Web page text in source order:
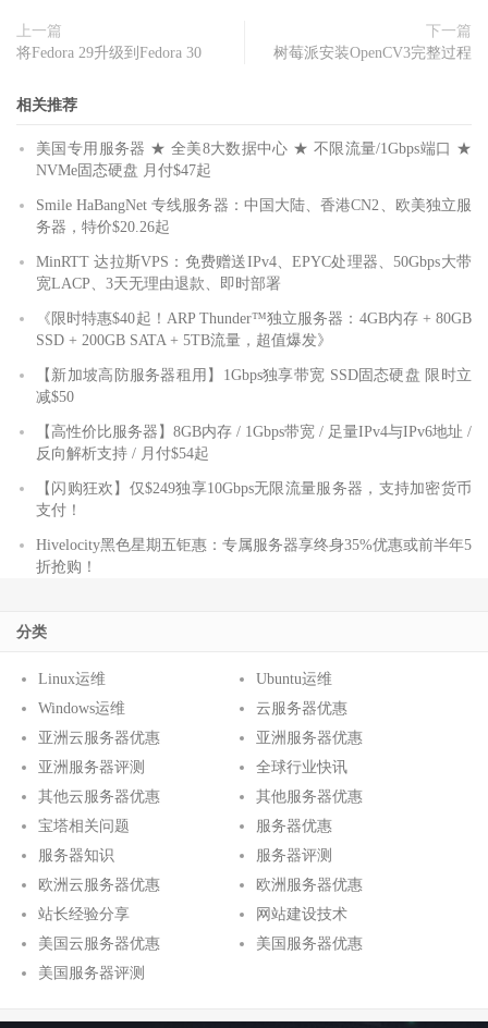
上一篇
将Fedora 29升级到Fedora 30
下一篇
树莓派安装OpenCV3完整过程
相关推荐
美国专用服务器 ★ 全美8大数据中心 ★ 不限流量/1Gbps端口 ★
NVMe固态硬盘 月付$47起
Smile HaBangNet 专线服务器：中国大陆、香港CN2、欧美独立服
务器，特价$20.26起
MinRTT 达拉斯VPS：免费赠送IPv4、EPYC处理器、50Gbps大带
宽LACP、3天无理由退款、即时部署
《限时特惠$40起！ARP Thunder™独立服务器：4GB内存 + 80GB
SSD + 200GB SATA + 5TB流量，超值爆发》
【新加坡高防服务器租用】1Gbps独享带宽 SSD固态硬盘 限时立
减$50
【高性价比服务器】8GB内存 / 1Gbps带宽 / 足量IPv4与IPv6地址 /
反向解析支持 / 月付$54起
【闪购狂欢】仅$249独享10Gbps无限流量服务器，支持加密货币
支付！
Hivelocity黑色星期五钜惠：专属服务器享终身35%优惠或前半年5
折抢购！
分类
Linux运维
Ubuntu运维
Windows运维
云服务器优惠
亚洲云服务器优惠
亚洲服务器优惠
亚洲服务器评测
全球行业快讯
其他云服务器优惠
其他服务器优惠
宝塔相关问题
服务器优惠
服务器知识
服务器评测
欧洲云服务器优惠
欧洲服务器优惠
站长经验分享
网站建设技术
美国云服务器优惠
美国服务器优惠
美国服务器评测